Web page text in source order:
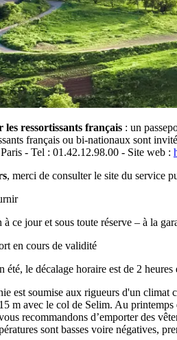
ressortissants français : un
français ou bi-nationaux sont
- Tel : 01.42.12.98.00 - Site web :
, merci de consulter le site du service
ce jour et sous toute réserve – à la
en cours de validité
été, le décalage horaire est de 2
est soumise aux rigueurs d'un climat
m avec le col de Selim. Au
recommandons d’emporter des
sont basses voire négatives,